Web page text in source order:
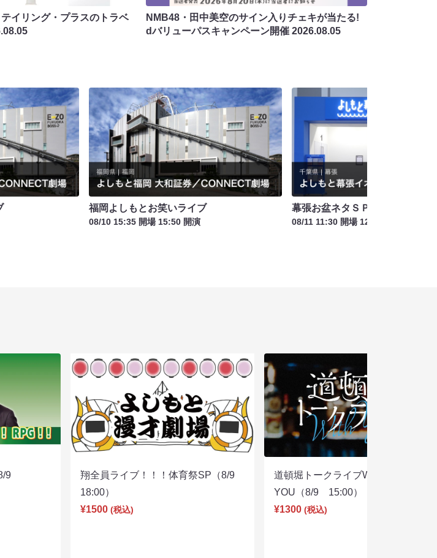
イリング・プラスのトラベ
NMB48・田中美空のサイン入りチェキが当たる!
dバリューパスキャンペーン開催 2026.08.05
福岡よしもとお笑いライブ
08/10 15:35 開場 15:50 開演
幕張お盆ネタＳＰ
08/11 11:30 開場 12:00 開演
9
翔全員ライブ！！！体育祭SP（8/9
18:00）
¥1500 (税込)
道頓堀トークライブWITH
YOU（8/9 15:00）
¥1300 (税込)